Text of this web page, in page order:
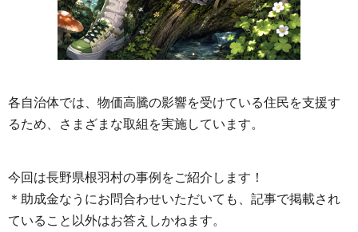
各自治体では、物価高騰の影響を受けている住民を支援す
るため、さまざまな取組を実施しています。
今回は長野県根羽村の事例をご紹介します！
＊助成金なうにお問合わせいただいても、記事で掲載され
ていること以外はお答えしかねます。